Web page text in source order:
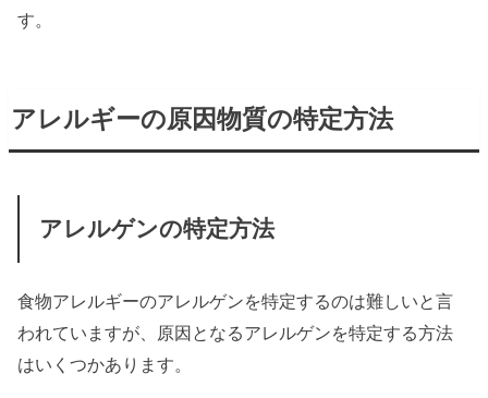
す。
アレルギーの原因物質の特定方法
アレルゲンの特定方法
食物アレルギーのアレルゲンを特定するのは難しいと言
われていますが、原因となるアレルゲンを特定する方法
はいくつかあります。